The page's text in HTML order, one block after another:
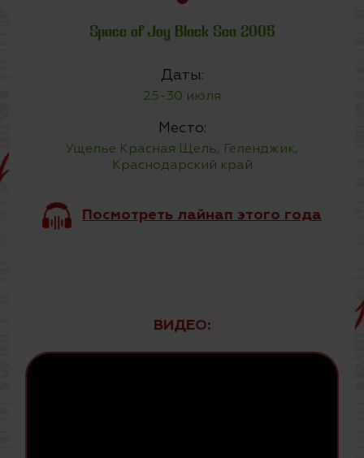
Space of Joy Black Sea 2005
Даты:
25-30 июля
Место:
Ущелье Красная Щель, Геленджик,
Краснодарский край
Посмотреть лайнап этого года
ВИДЕО: